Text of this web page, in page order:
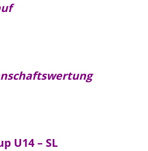
U14 – SL